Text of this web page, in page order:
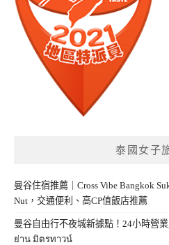
泰國女子
曼谷住宿推薦｜Cross Vibe Bangkok
Nut，交通便利、高CP值飯店推薦
曼谷自由行不夜城新據點！24小時營
ย่าน มิตรทาวน์